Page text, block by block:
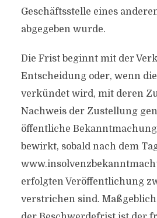
Geschäftsstelle eines
abgegeben wurde.
Die Frist beginnt mit der
Entscheidung oder, wenn
verkündet wird, mit deren
Nachweis der Zustellung
öffentliche
bewirkt, sobald nach dem
erfolgten Veröffentlichung
verstrichen sind.